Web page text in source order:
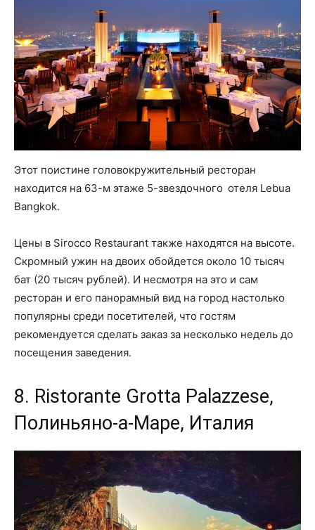
Этот поистине головокружительный ресторан
находится на 63-м этаже 5-звездочного отеля Lebua
Bangkok.
Цены в Sirocco Restaurant также находятся на высоте.
Скромный ужин на двоих обойдется около 10 тысяч
бат (20 тысяч рублей). И несмотря на это и сам
ресторан и его панорамный вид на город настолько
популярны среди посетителей, что гостям
рекомендуется сделать заказ за несколько недель до
посещения заведения.
8. Ristorante Grotta Palazzese,
Полиньяно-а-Маре, Италия